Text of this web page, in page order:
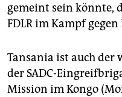
gemeint sein könnte,
FDLR im Kampf
Tansania ist auch der
der SADC-
Mission im Kongo